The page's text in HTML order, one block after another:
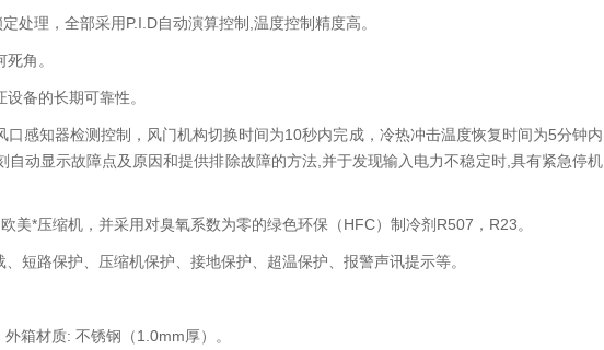
处理，全部采用P.I.D自动演算控制,温度控制精度高。
角。
备的长期可靠性。
感知器检测控制，风门机构切换时间为10秒内完成，冷热冲击温度恢复时间为5分钟内
动显示故障点及原因和提供排除故障的方法,并于发现输入电力不稳定时,具有紧急停机
美*压缩机，并采用对臭氧系数为零的绿色环保（HFC）制冷剂R507，R23。
短路保护、压缩机保护、接地保护、超温保护、报警声讯提示等。
箱材质: 不锈钢（1.0mm厚）。